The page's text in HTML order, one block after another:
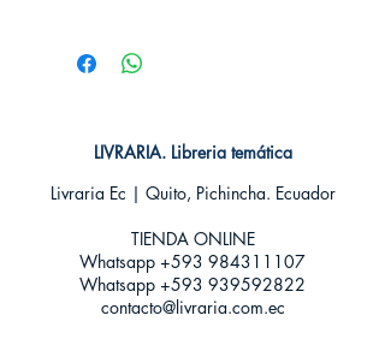
Editorial: Alma editorial
Idioma: Castellano
Categoría: Clásicos ilustrados
LIVRARIA. Libreria temática
Livraria Ec | Quito, Pichincha. Ecuador
TIENDA ONLINE​
Whatsapp +593 984311107
Whatsapp +593 939592822
contacto@livraria.com.ec